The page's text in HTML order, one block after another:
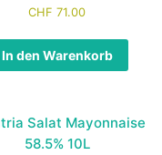
CHF 71.00
In den Warenkorb